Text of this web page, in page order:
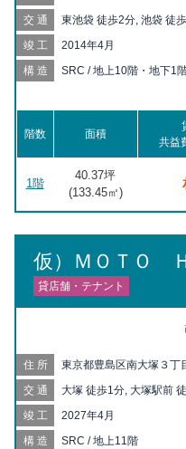
交通
東池袋 徒歩2分, 池袋 徒
10分, 目白 徒歩14分, 大
徒歩16分, 護国寺 徒歩16
竣工 2014年4月
構造 SRC / 地上10階・地下1
階数 面積
共益
1階
40.37坪
(133.45㎡)
仮）ＭＯＴＯ
貸店舗・テナント
住所 東京都豊島区南大塚３丁
交通
大塚 徒歩1分, 大塚駅前
鴨 徒歩12分, 東池袋 徒歩
徒歩15分, 護国寺 徒歩16
竣工 2027年4月
構造 SRC / 地上11階